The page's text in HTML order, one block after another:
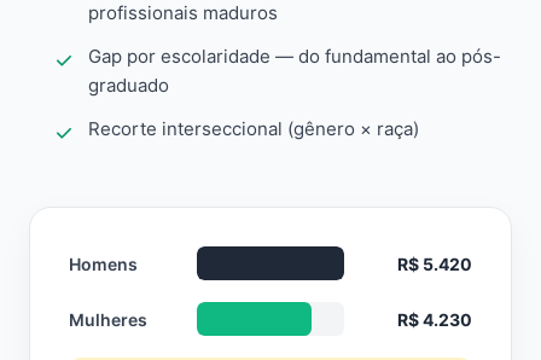
profissionais maduros
Gap por escolaridade — do fundamental ao pós-
graduado
Recorte interseccional (gênero × raça)
Homens R$ 5.420
Mulheres R$ 4.230